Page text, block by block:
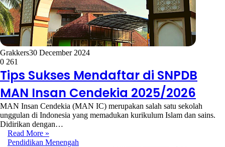
Grakkers30 December 2024
0 261
Tips Sukses Mendaftar di SNPDB
MAN Insan Cendekia 2025/2026
MAN Insan Cendekia (MAN IC) merupakan salah satu sekolah
unggulan di Indonesia yang memadukan kurikulum Islam dan sains.
Didirikan dengan…
Read More »
Pendidikan Menengah